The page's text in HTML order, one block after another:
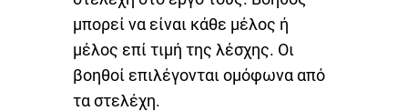
μπορεί να είναι κάθε μέλος ή
μέλος επί τιμή της λέσχης. Οι
βοηθοί επιλέγονται ομόφωνα από
τα στελέχη.